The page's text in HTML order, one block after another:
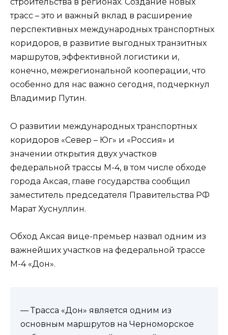
строительства в регионах. Создание новых
трасс – это и важный вклад в расширение
перспективных международных транспортных
коридоров, в развитие выгодных транзитных
маршрутов, эффективной логистики и,
конечно, межрегиональной кооперации, что
особенно для нас важно сегодня, подчеркнул
Владимир Путин.
О развитии международных транспортных
коридоров «Север – Юг» и «Россия» и
значении открытия двух участков
федеральной трассы М-4, в том числе обходе
города Аксая, главе государства сообщил
заместитель председателя Правительства РФ
Марат Хуснуллин.
Обход Аксая вице-премьер назвал одним из
важнейших участков на федеральной трассе
М-4 «Дон».
— Трасса «Дон» является одним из
основным маршрутов на Черноморское